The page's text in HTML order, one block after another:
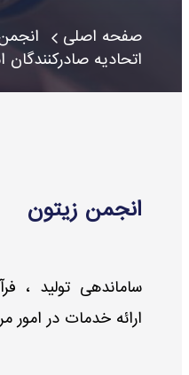
صفحه اصلی
اتحادیه صادرکنندگان
انجمن زیتون
ساماندهی تولید ،
ارائه خدمات در امور